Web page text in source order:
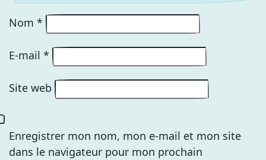
Nom *
E-mail *
Site web
Enregistrer mon nom, mon e-mail et mon site
dans le navigateur pour mon prochain